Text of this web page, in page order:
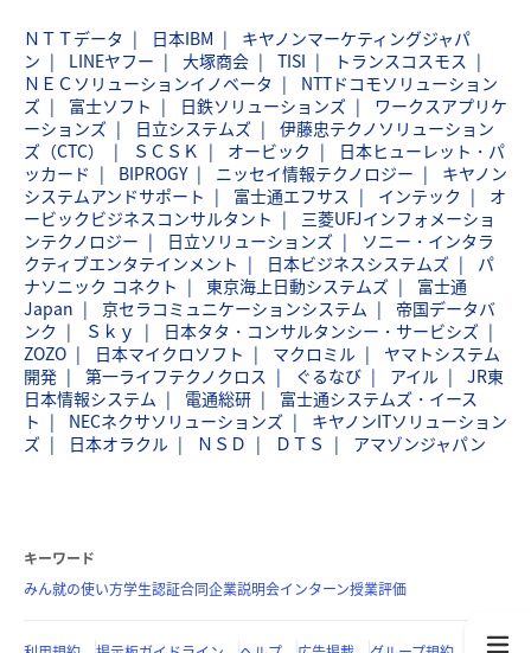
ＮＴＴデータ 日本IBM
キヤノンマーケティングジャパ
ン
LINEヤフー 大塚商会 TISI
トランスコスモス
ＮＥＣソリューションイノベータ
NTTドコモソリューション
ズ
富士ソフト 日鉄ソリューションズ
ワークスアプリケ
ーションズ
日立システムズ
伊藤忠テクノソリューション
ズ（CTC）
ＳＣＳＫ オービック
日本ヒューレット・パ
ッカード
BIPROGY ニッセイ情報テクノロジー
キヤノン
システムアンドサポート
富士通エフサス インテック
オ
ービックビジネスコンサルタント
三菱UFJインフォメーショ
ンテクノロジー
日立ソリューションズ
ソニー・インタラ
クティブエンタテインメント
日本ビジネスシステムズ
パ
ナソニック コネクト
東京海上日動システムズ
富士通
Japan
京セラコミュニケーションシステム
帝国データバ
ンク
Ｓｋｙ
日本タタ・コンサルタンシー・サービシズ
ZOZO
日本マイクロソフト マクロミル
ヤマトシステム
開発
第一ライフテクノクロス ぐるなび アイル
JR東
日本情報システム
電通総研
富士通システムズ・イース
ト
NECネクサソリューションズ
キヤノンITソリューション
ズ
日本オラクル ＮＳＤ ＤＴＳ アマゾンジャパン
キーワード
みん就の使い方学生認証合同企業説明会インターン授業評価